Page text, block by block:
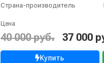
Страна-производитель
Цена
40 000 руб. 37 000
Купить